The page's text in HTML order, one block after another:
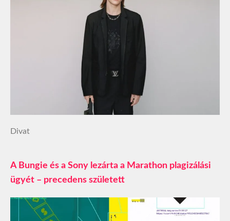
Divat
A Bungie és a Sony lezárta a Marathon plagizálási
ügyét – precedens született